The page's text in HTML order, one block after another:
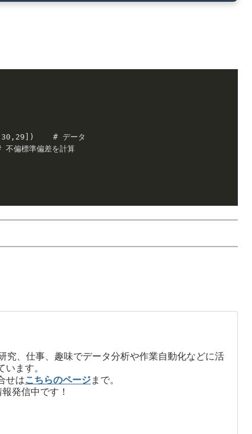
30 , 29 ])    # データ
準偏差を計算
究、仕事、趣味でデータ分析や作業自動化などに活
ます。
せはこちらのページまで。
発信中です！